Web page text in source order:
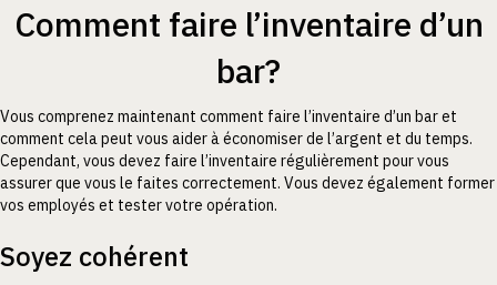
Comment faire l’inventaire d’un
bar?
Vous comprenez maintenant comment faire l’inventaire d’un bar et
comment cela peut vous aider à économiser de l’argent et du temps.
Cependant, vous devez faire l’inventaire régulièrement pour vous
assurer que vous le faites correctement. Vous devez également former
vos employés et tester votre opération.
Soyez cohérent